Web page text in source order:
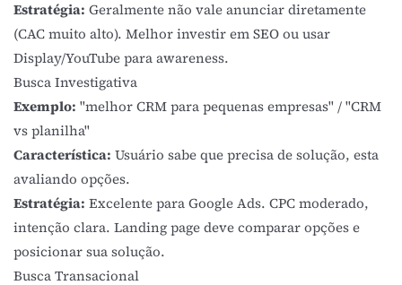
Estratégia: Geralmente não vale anunciar diretamente
(CAC muito alto). Melhor investir emSEOou usar
Display/YouTube para awareness.
Busca Investigativa
Exemplo: "melhor CRM para pequenas empresas" / "CRM
vs planilha"
Característica: Usuário sabe que precisa de solução, esta
avaliando opções.
Estratégia: Excelente para Google Ads. CPC moderado,
intenção clara. Landing page deve comparar opções e
posicionar sua solução.
Busca Transacional